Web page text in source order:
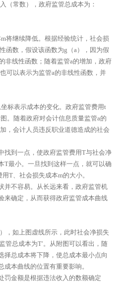
（常数），政府监管总成本为：
将继续降低。根据经验统计，社会损
函数，假设该函数为g（a），因为假
非线性函数；随着监管a的增加，政府
可以表示为监管a的非线性函数，并
标表示成本的变化。政府监管费用t
。随着政府对会计信息质量监管a的
，会计人员违反职业道德造成的社会
找到一点，使政府监管费用T与社会净
T最小。一旦找到这样一点，就可以确
T、社会损失成本m的大小。
并不容易。从长远来看，政府监管机
来确定，从而获得政府监管成本曲线
，如上图虚线所示，此时社会净损失
管总成本为T′。从附图可以看出，随
择总成本将下降，使总成本最小点向
本曲线的位置有重要影响。
罚金额是根据违法收入的数额确定